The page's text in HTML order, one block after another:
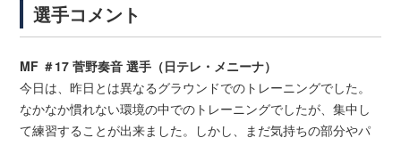
選手コメント
MF ＃17 菅野奏音 選手（日テレ・メニーナ）
今日は、昨日とは異なるグラウンドでのトレーニングでした。
なかなか慣れない環境の中でのトレーニングでしたが、集中し
て練習することが出来ました。しかし、まだ気持ちの部分やパ